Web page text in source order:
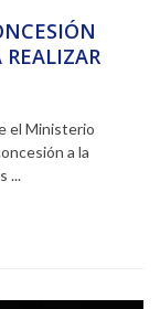
REALIZAR
el Ministerio
a la
...